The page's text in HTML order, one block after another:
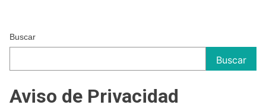
Buscar
Buscar
Aviso de Privacidad